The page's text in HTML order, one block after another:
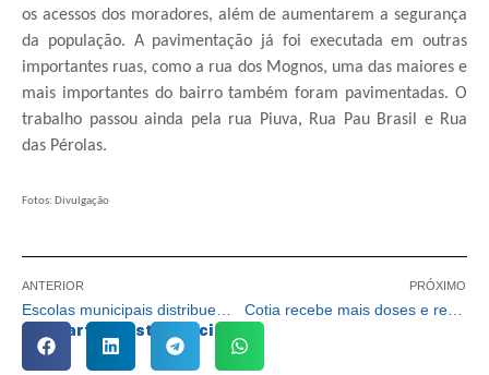
os acessos dos moradores, além de aumentarem a segurança
da população. A pavimentação já foi executada em outras
importantes ruas, como a rua dos Mognos, uma das maiores e
mais importantes do bairro também foram pavimentadas. O
trabalho passou ainda pela rua Piuva, Rua Pau Brasil e Rua
das Pérolas.
Fotos: Divulgação
ANTERIOR PRÓXIMO
Cotia recebe mais doses e realiza drive-thru de vacinação contra a gripe nessa quinta e sexta-feira
Compartilhe esta notícia: